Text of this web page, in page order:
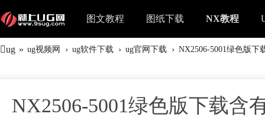
图文教程 图纸下载 NX教程
ug » ug视频网 › ug软件下载 › ug官网下载 › NX2506-5001绿色版下
NX2506-5001绿色版下载含